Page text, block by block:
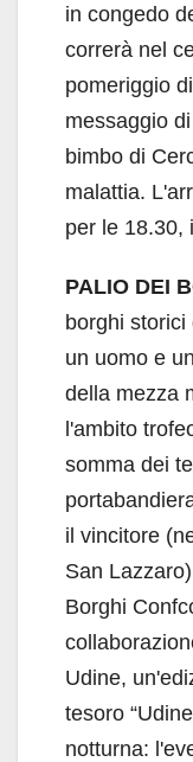
in congedo
correrà nel
pomeriggio
messaggio
bimbo di
malattia.
per le 18.30,
PALIO DEI
borghi storici
un uomo e
della mezza
l'ambito
somma dei
il vincitore
San
Borghi
Udine,
tesoro
notturna: